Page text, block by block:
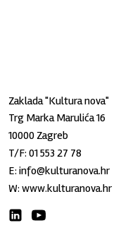
Zaklada "Kultura nova"
Trg Marka Marulića 16
10000 Zagreb
T/F:01 553 27 78
E:info@kulturanova.hr
W:www.kulturanova.hr